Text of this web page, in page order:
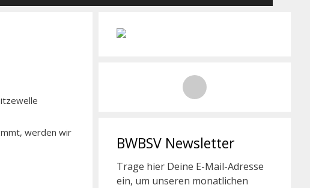
werden wir
BWBSV Newsletter
Trage hier Deine E-Mail-Adresse
ein, um unseren monatlichen